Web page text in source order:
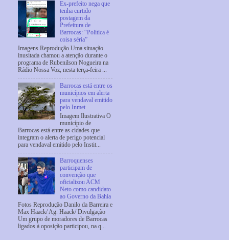
Ex-prefeito nega que
tenha curtido
postagem da
Prefeitura de
Barrocas: “Política é
coisa séria”
Imagens Reprodução Uma situação
inusitada chamou a atenção durante o
programa de Rubenilson Nogueira na
Rádio Nossa Voz, nesta terça-feira ...
Barrocas está entre os
municípios em alerta
para vendaval emitido
pelo Inmet
Imagem Ilustrativa O
município de
Barrocas está entre as cidades que
integram o alerta de perigo potencial
para vendaval emitido pelo Instit...
Barroquenses
participam de
convenção que
oficializou ACM
Neto como candidato
ao Governo da Bahia
Fotos Reprodução Danilo da Barreira e
Max Haack/ Ag. Haack/ Divulgação
Um grupo de moradores de Barrocas
ligados à oposição participou, na q...